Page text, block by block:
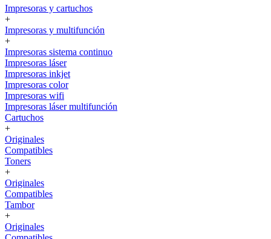
Impresoras y cartuchos
+
Impresoras y multifunción
+
Impresoras sistema continuo
Impresoras láser
Impresoras inkjet
Impresoras color
Impresoras wifi
Impresoras láser multifunción
Cartuchos
+
Originales
Compatibles
Toners
+
Originales
Compatibles
Tambor
+
Originales